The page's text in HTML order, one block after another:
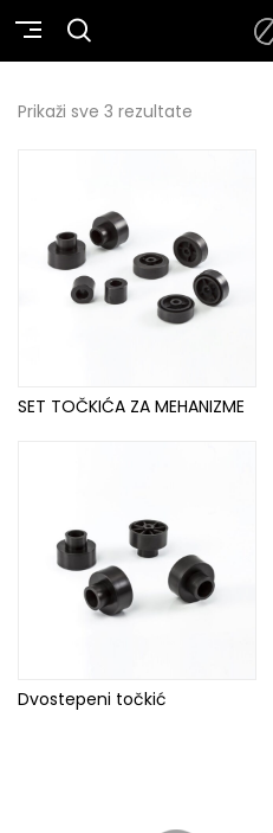
Prikaži sve 3 rezultate
SET TOČKIĆA ZA MEHANIZME
Dvostepeni točkić